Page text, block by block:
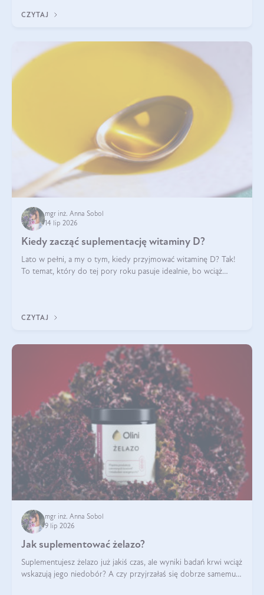
CZYTAJ
mgr inż. Anna Sobol
14 lip 2026
Kiedy zacząć suplementację witaminy D?
Lato w pełni, a my o tym, kiedy przyjmować witaminę D? Tak!
To temat, który do tej pory roku pasuje idealnie, bo wciąż
CZYTAJ
mgr inż. Anna Sobol
9 lip 2026
Jak suplementować żelazo?
Suplementujesz żelazo już jakiś czas, ale wyniki badań krwi wciąż
wskazują jego niedobór? A czy przyjrzałaś się dobrze samemu